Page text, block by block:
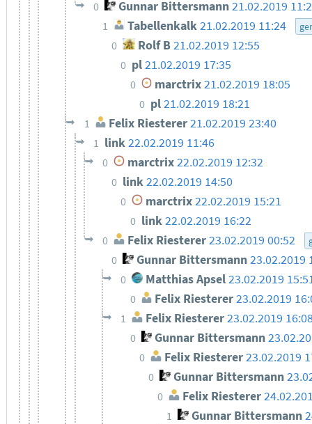
0 Gunnar Bittersmann 21.02.2019
1 Tabellenkalk21.02.2019 11:24
0 Rolf B21.02.2019 12:55
0 pl21.02.2019 17:35
0 marctrix21.02.2019 18:05
0 pl21.02.2019 18:21
1 Felix Riesterer21.02.2019 23:40
1 link22.02.2019 11:46
0 marctrix22.02.2019 12:32
0 link22.02.2019 14:50
0 marctrix22.02.2019 15:21
0 link22.02.2019 16:22
0 Felix Riesterer23.02.2019 00:52
0 Gunnar Bittersmann23.02.2019
0 Matthias Apsel23.02.2019
0 Felix Riesterer23.02.2019
1 Felix Riesterer23.02.2019
0 Gunnar Bittersmann
0 Felix Riesterer 23.02.2019
0 Gunnar Bittersmann
0 Felix Riesterer
1 Gunnar Bittersmann